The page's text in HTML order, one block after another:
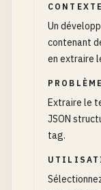
CONTEXTE
Un
contenant
en extraire
PROBLÈME
Extraire le
JSON
tag.